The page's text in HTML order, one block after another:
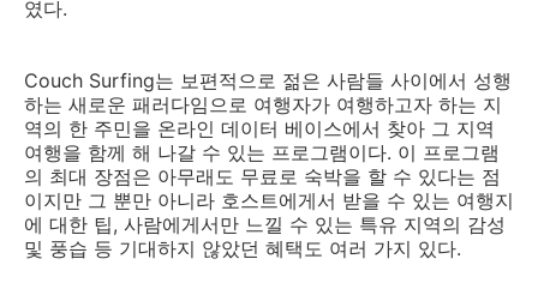
였다.
Couch Surfing는 보편적으로 젊은 사람들 사이에서 성행
하는 새로운 패러다임으로 여행자가 여행하고자 하는 지
역의 한 주민을 온라인 데이터 베이스에서 찾아 그 지역
여행을 함께 해 나갈 수 있는 프로그램이다. 이 프로그램
의 최대 장점은 아무래도 무료로 숙박을 할 수 있다는 점
이지만 그 뿐만 아니라 호스트에게서 받을 수 있는 여행지
에 대한 팁, 사람에게서만 느낄 수 있는 특유 지역의 감성
및 풍습 등 기대하지 않았던 혜택도 여러 가지 있다.